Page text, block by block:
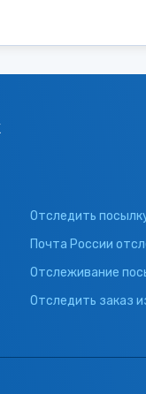
Отследить
Почта России
Отслеживание
Отследить заказ